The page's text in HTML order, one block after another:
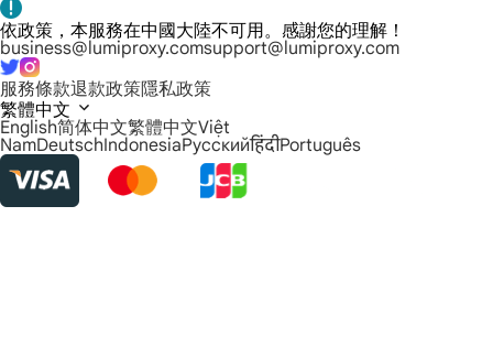
依政策，本服務在中國大陸不可用。感謝您的理解！
business@lumiproxy.comsupport@lumiproxy.com
服務條款退款政策隱私政策
繁體中文
English简体中文繁體中文Việt
NamDeutschIndonesiaРусскийहिंदीPortuguês